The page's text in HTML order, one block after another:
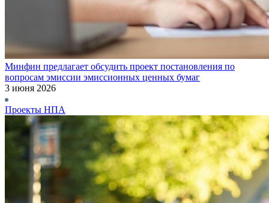
Минфин предлагает обсудить проект постановления по
вопросам эмиссии эмиссионных ценных бумаг
3 июня 2026
Проекты НПА